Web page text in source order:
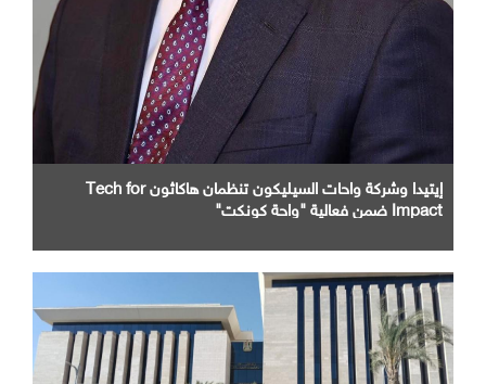
إيتيدا وشركة واحات السيليكون تنظمان هاكاثون Tech for
Impact ضمن فعالية "واحة كونكت"